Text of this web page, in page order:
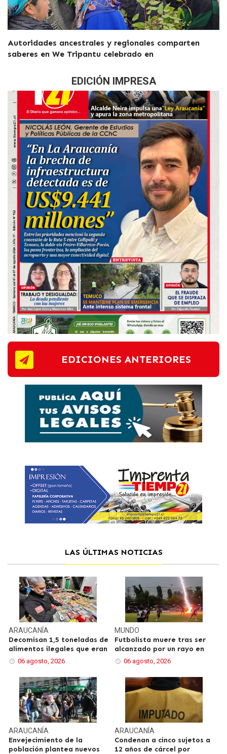
Autoridades ancestrales y regionales comparten
saberes en We Tripantu celebrado en
EDICIÓN IMPRESA
EDICIONES ANTERIORES
LAS ÚLTIMAS NOTICIAS
ARAUCANÍA
Decomisan 1,5 toneladas de
alimentos ilegales que eran
06 agosto, 2026
MUNDO
Futbolista muere tras ser
alcanzado por un rayo en
06 agosto, 2026
ARAUCANÍA
Envejecimiento de la
población plantea nuevos
ARAUCANÍA
Condenan a cinco sujetos a
12 años de cárcel por